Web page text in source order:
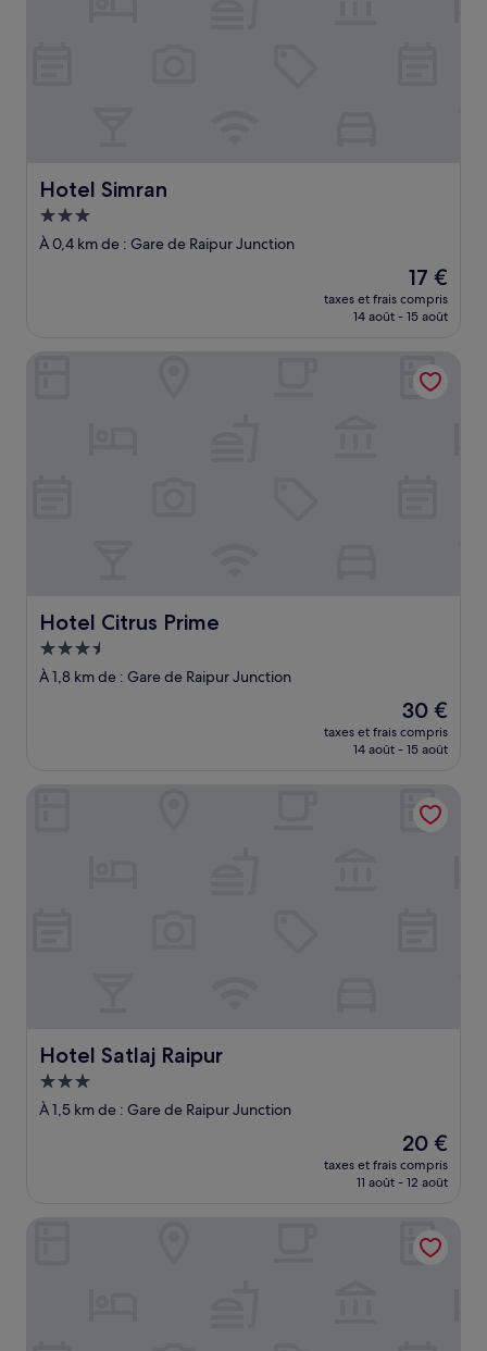
Hotel Simran
Hotel Simran
Hébergement
3.0 étoiles
À 0,4 km de : Gare de Raipur Junction
Le
nouveau
prix
de
17 €
17 €
taxes et frais compris
14 août - 15 août
Hotel Citrus Prime
Hotel Citrus Prime
Hébergement
3.5 étoiles
À 1,8 km de : Gare de Raipur Junction
Le
nouveau
prix
de
30 €
30 €
taxes et frais compris
14 août - 15 août
Hotel Satlaj Raipur
Hotel Satlaj Raipur
Hébergement
3.0 étoiles
À 1,5 km de : Gare de Raipur Junction
Le
nouveau
prix
de
20 €
20 €
taxes et frais compris
11 août - 12 août